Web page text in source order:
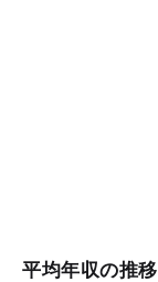
平均年収の推移